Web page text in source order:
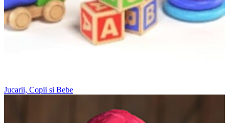
Jucarii, Copii si Bebe